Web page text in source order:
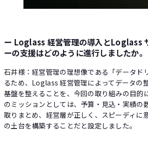
ー Loglass 経営管理の導入とLoglass
ーの支援はどのように進行しましたか。
石井様：経営管理の理想像である「データド
るため、Loglass 経営管理によってデータの
基盤を整えることを、今回の取り組みの目的
のミッションとしては、予算・見込・実績の
取りまとめ、経営層が正しく、スピーディに
の土台を構築することだと設定しました。